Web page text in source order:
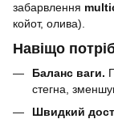
забарвлення
койот, олива).
Навіщо
Баланс ваги.
стегна,
Швидкий